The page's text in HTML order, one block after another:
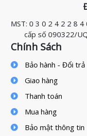
MST: 0 3 0 2 4 2 2 8
cấp số 090322/
Chính Sách
Bảo hành - Đổi trả
Giao hàng
Thanh toán
Mua hàng
Bảo mật thông tin